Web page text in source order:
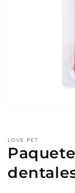
en
ventana
modal
LOVE PET